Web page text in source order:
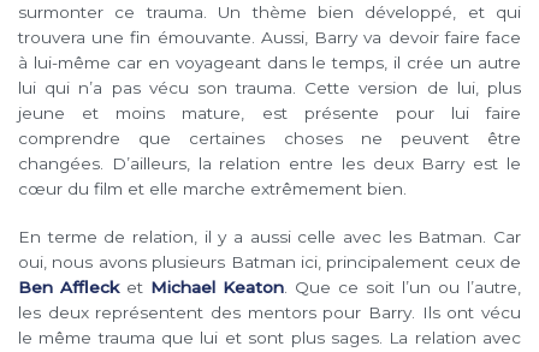
surmonter ce trauma. Un thème bien développé, et qui
trouvera une fin émouvante. Aussi, Barry va devoir faire face
à lui-même car en voyageant dans le temps, il crée un autre
lui qui n’a pas vécu son trauma. Cette version de lui, plus
jeune et moins mature, est présente pour lui faire
comprendre que certaines choses ne peuvent être
changées. D’ailleurs, la relation entre les deux Barry est le
cœur du film et elle marche extrêmement bien.
En terme de relation, il y a aussi celle avec les Batman. Car
oui, nous avons plusieurs Batman ici, principalement ceux de
Ben Afflecket Michael Keaton. Que ce soit l’un ou l’autre,
les deux représentent des mentors pour Barry. Ils ont vécu
le même trauma que lui et sont plus sages. La relation avec